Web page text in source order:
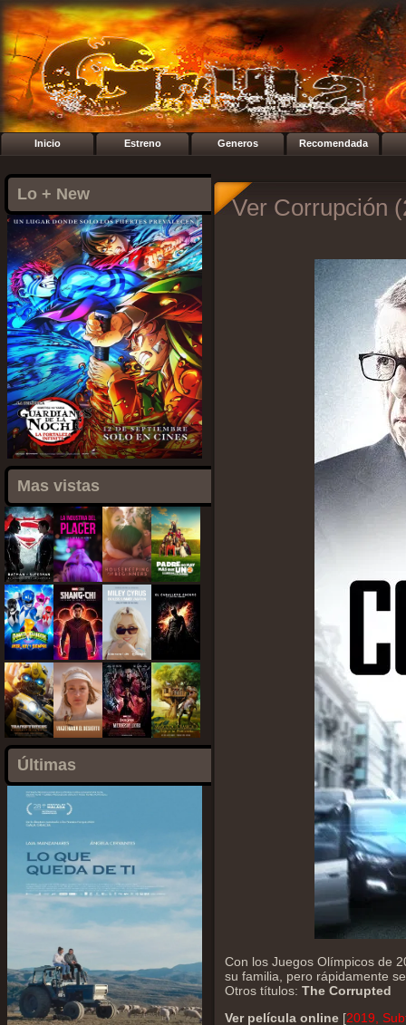
Inicio Estreno Generos Recomendada
Lo + New
Mas vistas
Últimas
Ver Corrupción
Con los Juegos Olímpicos de
su familia, pero rápidamente
Otros títulos: The Corrupted
Ver película online [2019,